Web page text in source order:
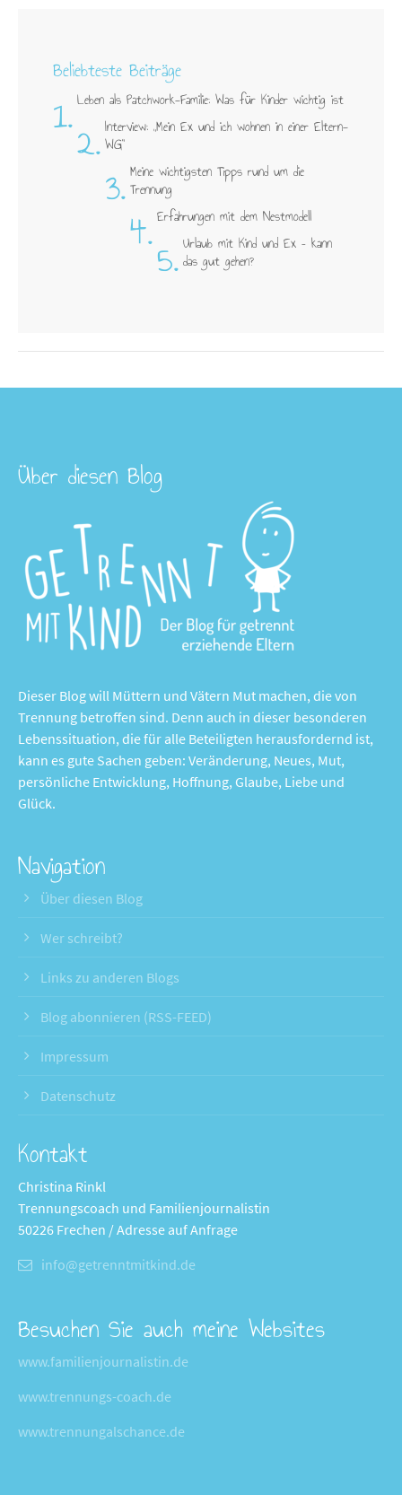
Beliebteste Beiträge
1. Leben als Patchwork-Familie: Was für Kinder wichtig ist
2. Interview: „Mein Ex und ich wohnen in einer Eltern-
WG"
3. Meine wichtigsten Tipps rund um die
Trennung
4. Erfahrungen mit dem Nestmodell
5. Urlaub mit Kind und Ex – kann
das gut gehen?
Über diesen Blog
Dieser Blog will Müttern und Vätern Mut machen, die von
Trennung betroffen sind. Denn auch in dieser besonderen
Lebenssituation, die für alle Beteiligten herausfordernd ist,
kann es gute Sachen geben: Veränderung, Neues, Mut,
persönliche Entwicklung, Hoffnung, Glaube, Liebe und
Glück.
Navigation
Über diesen Blog
Wer schreibt?
Links zu anderen Blogs
Blog abonnieren (RSS-FEED)
Impressum
Datenschutz
Kontakt
Christina Rinkl
Trennungscoach und Familienjournalistin
50226 Frechen / Adresse auf Anfrage
info@getrenntmitkind.de
Besuchen Sie auch meine Websites
www.familienjournalistin.de
www.trennungs-coach.de
www.trennungalschance.de